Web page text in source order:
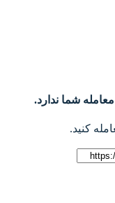
شما ندارد.
کنید.